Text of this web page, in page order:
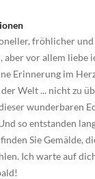
fröhlicher und
aber vor allem liebe
Erinnerung im
Welt ... nicht zu
wunderbaren
so entstanden
Sie Gemälde,
Ich warte auf